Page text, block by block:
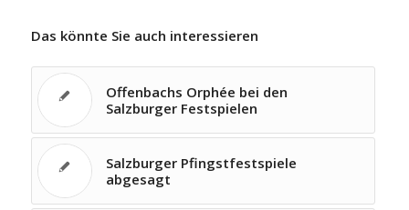
Das könnte Sie auch interessieren
Offenbachs Orphée bei den
Salzburger Festspielen
Salzburger Pfingstfestspiele
abgesagt